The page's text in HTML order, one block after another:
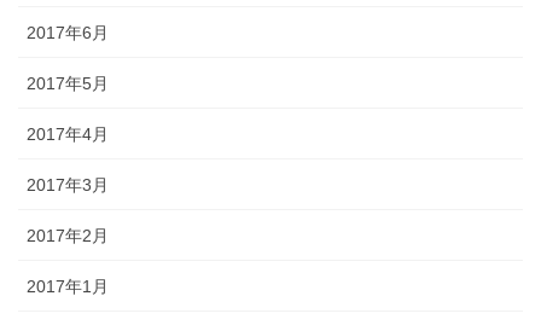
2017年6月
2017年5月
2017年4月
2017年3月
2017年2月
2017年1月